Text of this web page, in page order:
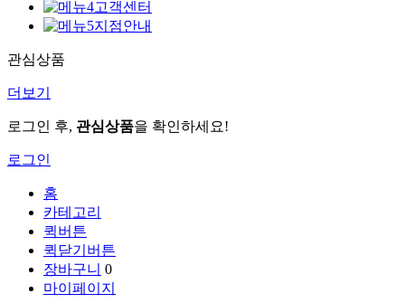
고객센터
지점안내
관심상품
더보기
로그인 후, 관심상품을 확인하세요!
로그인
홈
카테고리
퀵버튼
퀵닫기버튼
장바구니 0
마이페이지